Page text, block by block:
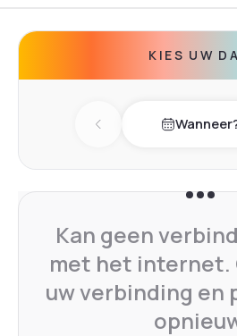
KIES UW
Previous day
Kan geen
met het
uw verbinding en